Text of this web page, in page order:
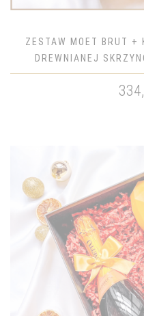
ZESTAW MOET BRUT +
DREWNIANEJ